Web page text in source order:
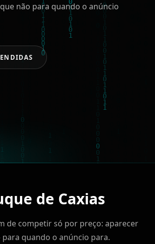
não para quando o anúncio
de Caxias
de competir só por preço: aparecer
quando o anúncio para.